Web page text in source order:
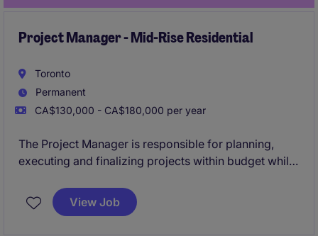
Project Manager - Mid-Rise Residential
Toronto
Permanent
CA$130,000 - CA$180,000 per year
The Project Manager is responsible for planning,
executing and finalizing projects within budget while
resources and coordinating the efforts of team
members and third-party contractors or consultants
View Job